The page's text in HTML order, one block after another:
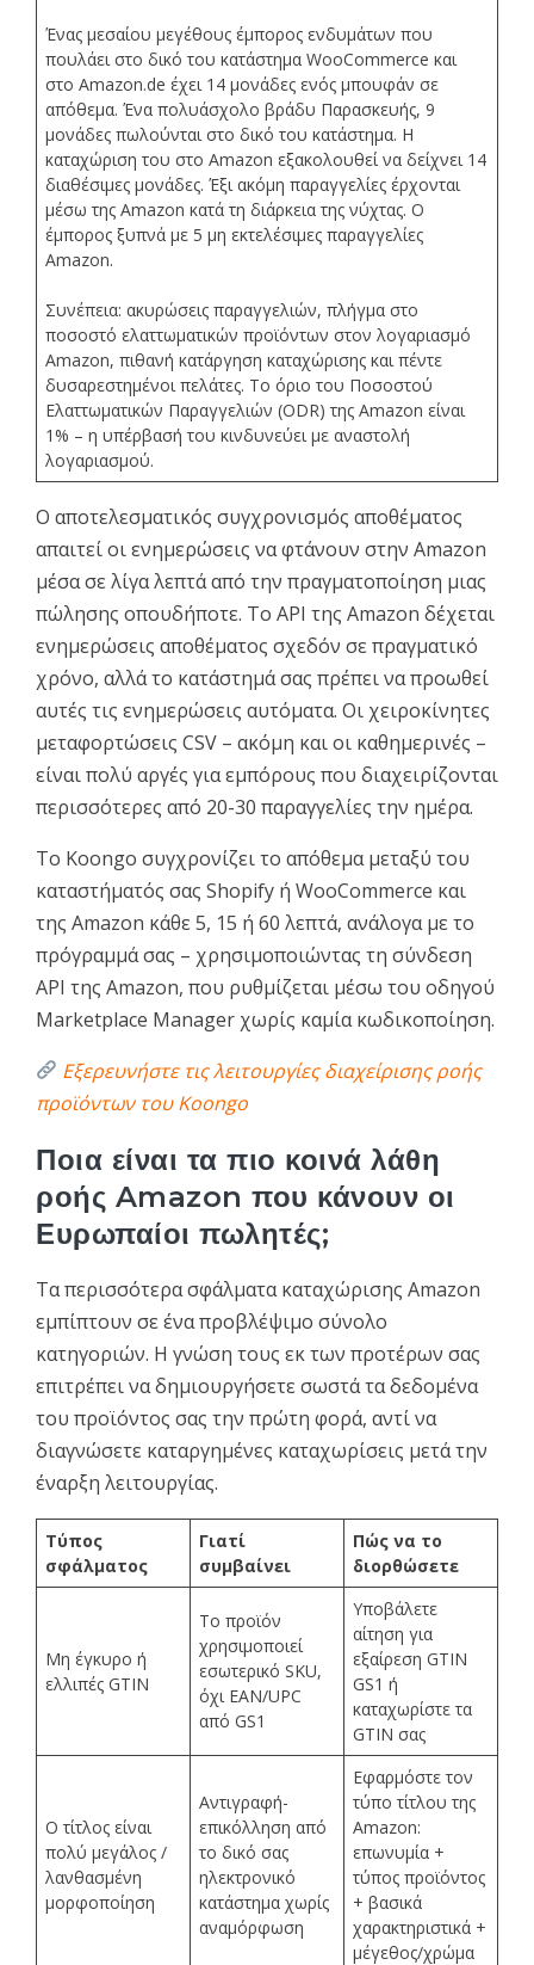
Ένας μεσαίου μεγέθους έμπορος ενδυμάτων που
πουλάει στο δικό του κατάστημα WooCommerce και
στο Amazon.de έχει 14 μονάδες ενός μπουφάν σε
απόθεμα. Ένα πολυάσχολο βράδυ Παρασκευής, 9
μονάδες πωλούνται στο δικό του κατάστημα. Η
καταχώριση του στο Amazon εξακολουθεί να δείχνει 14
διαθέσιμες μονάδες. Έξι ακόμη παραγγελίες έρχονται
μέσω της Amazon κατά τη διάρκεια της νύχτας. Ο
έμπορος ξυπνά με 5 μη εκτελέσιμες παραγγελίες
Amazon.
Συνέπεια: ακυρώσεις παραγγελιών, πλήγμα στο
ποσοστό ελαττωματικών προϊόντων στον λογαριασμό
Amazon, πιθανή κατάργηση καταχώρισης και πέντε
δυσαρεστημένοι πελάτες. Το όριο του Ποσοστού
Ελαττωματικών Παραγγελιών (ODR) της Amazon είναι
1% – η υπέρβασή του κινδυνεύει με αναστολή
λογαριασμού.
Ο αποτελεσματικός συγχρονισμός αποθέματος
απαιτεί οι ενημερώσεις να φτάνουν στην Amazon
μέσα σε λίγα λεπτά από την πραγματοποίηση μιας
πώλησης οπουδήποτε. Το API της Amazon δέχεται
ενημερώσεις αποθέματος σχεδόν σε πραγματικό
χρόνο, αλλά το κατάστημά σας πρέπει να προωθεί
αυτές τις ενημερώσεις αυτόματα. Οι χειροκίνητες
μεταφορτώσεις CSV – ακόμη και οι καθημερινές –
είναι πολύ αργές για εμπόρους που διαχειρίζονται
περισσότερες από 20-30 παραγγελίες την ημέρα.
Το Koongo συγχρονίζει το απόθεμα μεταξύ του
καταστήματός σας Shopify ή WooCommerce και
της Amazon κάθε 5, 15 ή 60 λεπτά, ανάλογα με το
πρόγραμμά σας – χρησιμοποιώντας τη σύνδεση
API της Amazon, που ρυθμίζεται μέσω του οδηγού
Marketplace Manager χωρίς καμία κωδικοποίηση.
Εξερευνήστε τις λειτουργίες διαχείρισης ροής
προϊόντων του Koongo
Ποια είναι τα πιο κοινά λάθη
ροής Amazon που κάνουν οι
Ευρωπαίοι πωλητές;
Τα περισσότερα σφάλματα καταχώρισης Amazon
εμπίπτουν σε ένα προβλέψιμο σύνολο
κατηγοριών. Η γνώση τους εκ των προτέρων σας
επιτρέπει να δημιουργήσετε σωστά τα δεδομένα
του προϊόντος σας την πρώτη φορά, αντί να
διαγνώσετε καταργημένες καταχωρίσεις μετά την
έναρξη λειτουργίας.
Τύπος
σφάλματος
Γιατί
συμβαίνει
Πώς να το
διορθώσετε
Μη έγκυρο ή
ελλιπές GTIN
Το προϊόν
χρησιμοποιεί
εσωτερικό SKU,
όχι EAN/UPC
από GS1
Υποβάλετε
αίτηση για
εξαίρεση GTIN
GS1 ή
καταχωρίστε τα
GTIN σας
Ο τίτλος είναι
πολύ μεγάλος /
λανθασμένη
μορφοποίηση
Αντιγραφή-
επικόλληση από
το δικό σας
ηλεκτρονικό
κατάστημα χωρίς
αναμόρφωση
Εφαρμόστε τον
τύπο τίτλου της
Amazon:
επωνυμία +
τύπος προϊόντος
+ βασικά
χαρακτηριστικά +
μέγεθος/χρώμα